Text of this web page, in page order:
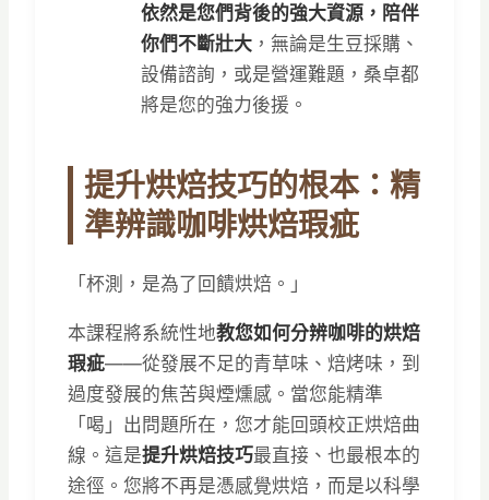
依然是您們背後的強大資源，陪伴
你們不斷壯大，無論是生豆採購、
設備諮詢，或是營運難題，桑卓都
將是您的強力後援。
提升烘焙技巧的根本：精
準辨識咖啡烘焙瑕疵
「杯測，是為了回饋烘焙。」
本課程將系統性地教您如何分辨咖啡的烘焙
瑕疵——從發展不足的青草味、焙烤味，到
過度發展的焦苦與煙燻感。當您能精準
「喝」出問題所在，您才能回頭校正烘焙曲
線。這是提升烘焙技巧最直接、也最根本的
途徑。您將不再是憑感覺烘焙，而是以科學